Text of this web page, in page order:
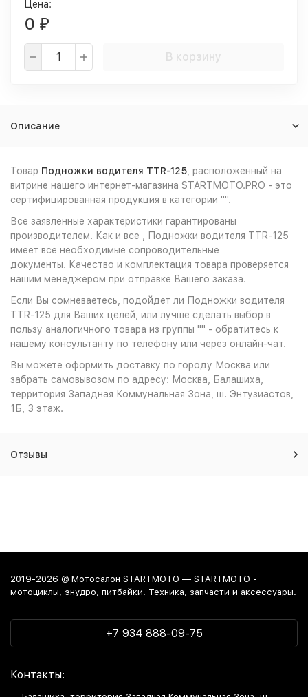
Цена:
0 ₽
В корзину
Описание
Товар Подножки водителя TTR-125 , расположенный на
витрине нашего интернет-магазина STARTMOTO.PRO - это
сертифицированная продукция в категории "".
Все заявленные характеристики гарантированы
производителем. Как и все , Подножки водителя TTR-125
имеет все необходимые сопроводительные
документы. Качество и комплектация товара проверяется
нашим менеджером при отправке Вашего заказа.
Если Вы сомневаетесь, подойдет ли Подножки водителя
TTR-125 для Ваших целей, или лучше сделать выбор в
пользу аналогичного товара из группы "" - обратитесь к
нашему консультанту по телефону или через онлайн-чат.
Вы можете оформить доставку по городу Москва или
забрать самовывозом по адресу: Москва, Балашиха,
территория Западная Коммунальная Зона, ш. Энтузиастов,
1Б, 3 этаж.
Отзывы
2019-2026 © Мотосалон STARTMOTO — STARTMOTO -
мотоциклы, энудро, питбайки. Техника, запчасти и аксессуары.
+7 934 888-09-75
Контакты: